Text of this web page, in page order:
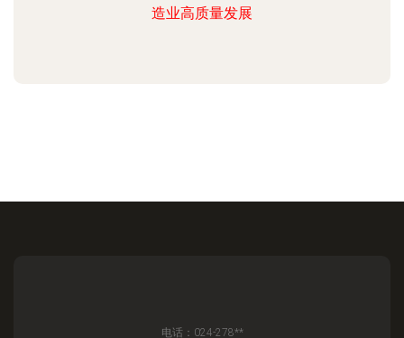
造业高质量发展
电话：024-278**